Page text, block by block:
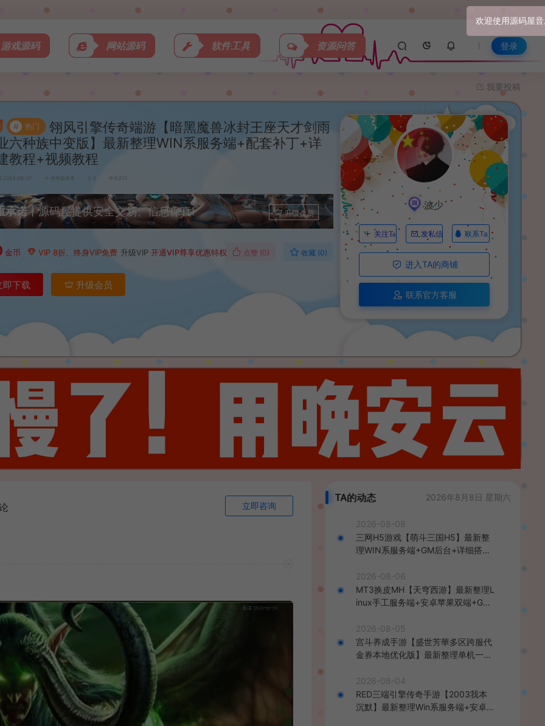
关于我们
游戏源码 网站源码 软件工具 资源问答 登录
我要投稿
# 热门
翎风引擎传奇端游【暗黑魔兽冰封王座天才剑雨
六种族中变版】最新整理WIN系服务端+配套补丁+详
教程+视频教程
2024-08-07 传奇版本库 0 9,812
承诺丨源码屋提供安全交易、信息保真! 升级会员
金币 VIP 8折、终身VIP免费 升级VIP 开通VIP尊享优惠特权 点赞 (0) 收藏 (0)
即下载 升级会员
波少
关注Ta 发私信 联系Ta
进入TA的商铺
联系官方客服
立即咨询
TA的动态 2026年8月8日 星期六
2026-08-08
三网H5游戏【萌斗三国H5】最新整
理WIN系服务端+GM后台+详细搭建
2026-08-06
MT3换皮MH【天穹西游】最新整理L
inux手工服务端+安卓苹果双端+GM
教程
2026-08-05
宫斗养成手游【盛世芳華多区跨服代
金券本地优化版】最新整理单机一键
后台+安卓+详细搭建教程
2026-08-04
RED三端引擎传奇手游【2003我本
沉默】最新整理Win系服务端+安卓苹